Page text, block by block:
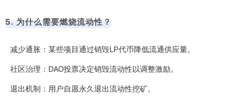
5. 为什么需要燃烧流动性？
减少通胀：某些项目通过销毁LP代币降低流通供应量。
社区治理：DAO投票决定销毁流动性以调整激励。
退出机制：用户自愿永久退出流动性挖矿。